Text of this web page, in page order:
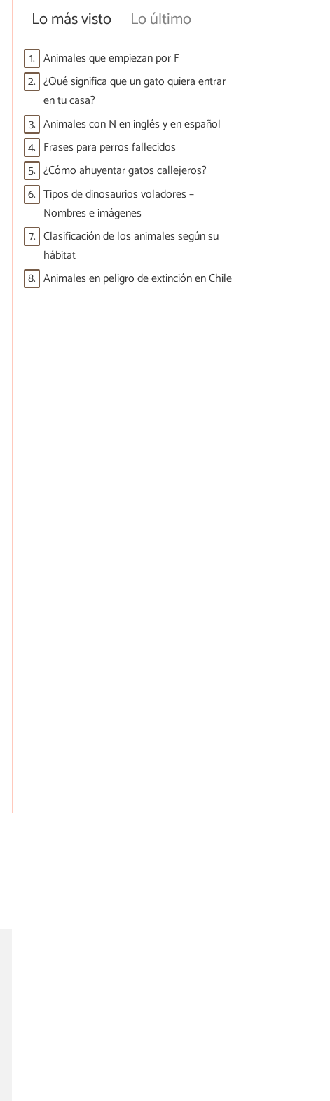
Lo más visto Lo último
1. Animales que empiezan por F
2. ¿Qué significa que un gato quiera entrar
en tu casa?
3. Animales con N en inglés y en español
4. Frases para perros fallecidos
5. ¿Cómo ahuyentar gatos callejeros?
6. Tipos de dinosaurios voladores –
Nombres e imágenes
7. Clasificación de los animales según su
hábitat
8. Animales en peligro de extinción en Chile